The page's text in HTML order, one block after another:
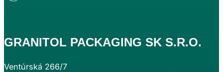
GRANITOL PACKAGING SK S.R.O.
Ventúrská 266/7